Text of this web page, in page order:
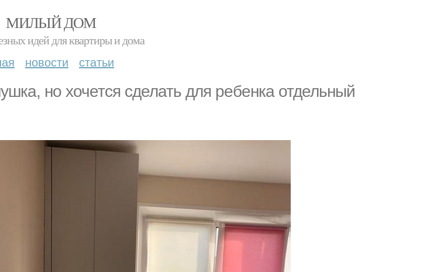
МИЛЫЙ ДОМ
идей для квартиры и дома
новости статьи
но хочется сделать для ребенка отдельный